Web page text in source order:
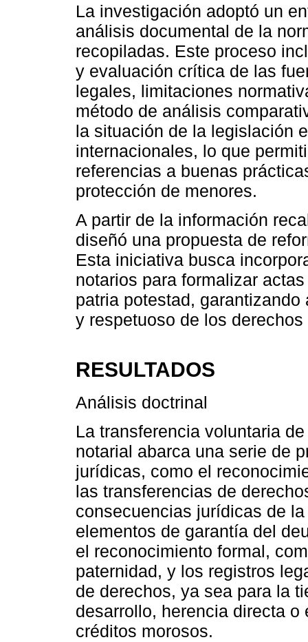
La investigación adoptó un
análisis documental de la
recopiladas. Este proceso
y evaluación crítica de las
legales, limitaciones
método de análisis
la situación de la legislación
internacionales, lo que
referencias a buenas
protección de menores.
A partir de la información
diseñó una propuesta de
Esta iniciativa busca
notarios para formalizar
patria potestad,
y respetuoso de los
RESULTADOS
Análisis doctrinal
La transferencia voluntaria
notarial abarca una serie de
jurídicas, como el
las transferencias de
consecuencias jurídicas de
elementos de garantía del
el reconocimiento formal,
paternidad, y los registros
de derechos, ya sea para la
desarrollo, herencia directa
créditos morosos.